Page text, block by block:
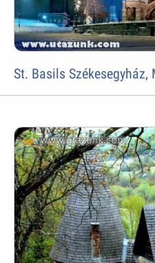
St. Basils Székesegyház,